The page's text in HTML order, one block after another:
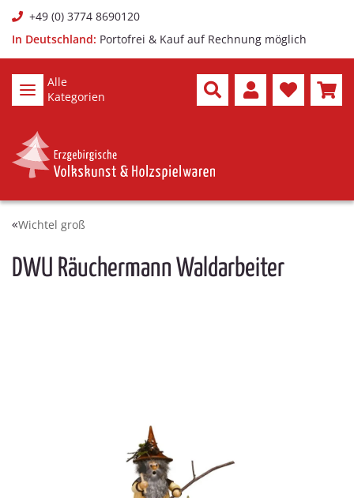
+49 (0) 3774 8690120
In Deutschland: Portofrei & Kauf auf Rechnung möglich
Alle
Kategorien
Wichtel groß
DWU Räuchermann Waldarbeiter